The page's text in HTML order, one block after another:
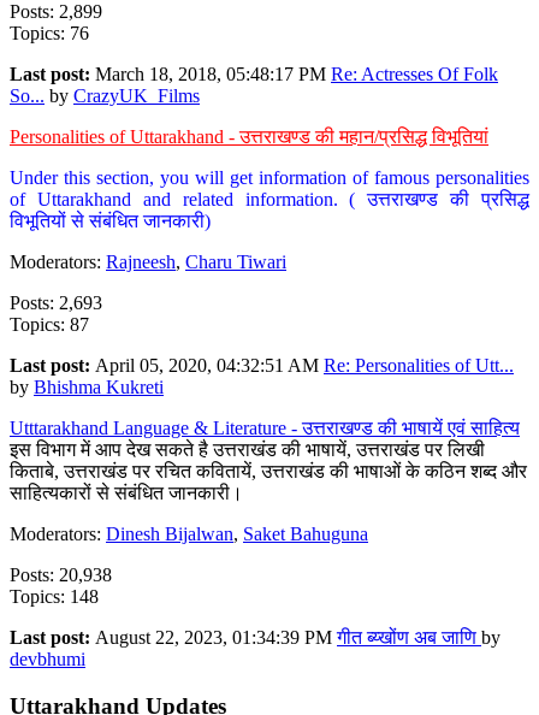
Posts: 2,899
Topics: 76
Last post: March 18, 2018, 05:48:17 PM Re: Actresses Of Folk
So... by CrazyUK_Films
Personalities of Uttarakhand - उत्तराखण्ड की महान/प्रसिद्ध विभूतियां
Under this section, you will get information of famous personalities
of Uttarakhand and related information. ( उत्तराखण्ड की प्रसिद्ध
विभूतियों से संबंधित जानकारी)
Moderators: Rajneesh, Charu Tiwari
Posts: 2,693
Topics: 87
Last post: April 05, 2020, 04:32:51 AM Re: Personalities of Utt...
by Bhishma Kukreti
Utttarakhand Language & Literature - उत्तराखण्ड की भाषायें एवं साहित्य
इस विभाग में आप देख सकते है उत्तराखंड की भाषायें, उत्तराखंड पर लिखी
किताबे, उत्तराखंड पर रचित कवितायें, उत्तराखंड की भाषाओं के कठिन शब्द और
साहित्यकारों से संबंधित जानकारी।
Moderators: Dinesh Bijalwan, Saket Bahuguna
Posts: 20,938
Topics: 148
Last post: August 22, 2023, 01:34:39 PMगीत ब्य्खोंण अब जाणि by
devbhumi
Uttarakhand Updates